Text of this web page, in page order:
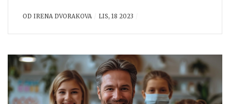
jak se vyhnout možným problémům. Připojte se k
OD IRENA DVORAKOVA LIS, 18 2023